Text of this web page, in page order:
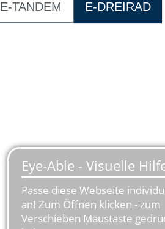
E-TANDEM E-DREIRAD